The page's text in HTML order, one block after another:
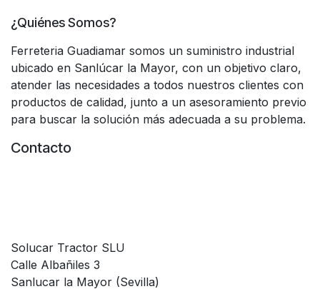
¿Quiénes Somos?
Ferreteria Guadiamar somos un suministro industrial
ubicado en Sanlúcar la Mayor, con un objetivo claro,
atender las necesidades a todos nuestros clientes con
productos de calidad, junto a un asesoramiento previo
para buscar la solución más adecuada a su problema.
Contacto
Solucar Tractor SLU
Calle Albañiles 3
Sanlucar la Mayor (Sevilla)